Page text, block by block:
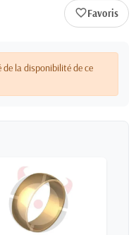
favorite_border
la disponibilité de ce